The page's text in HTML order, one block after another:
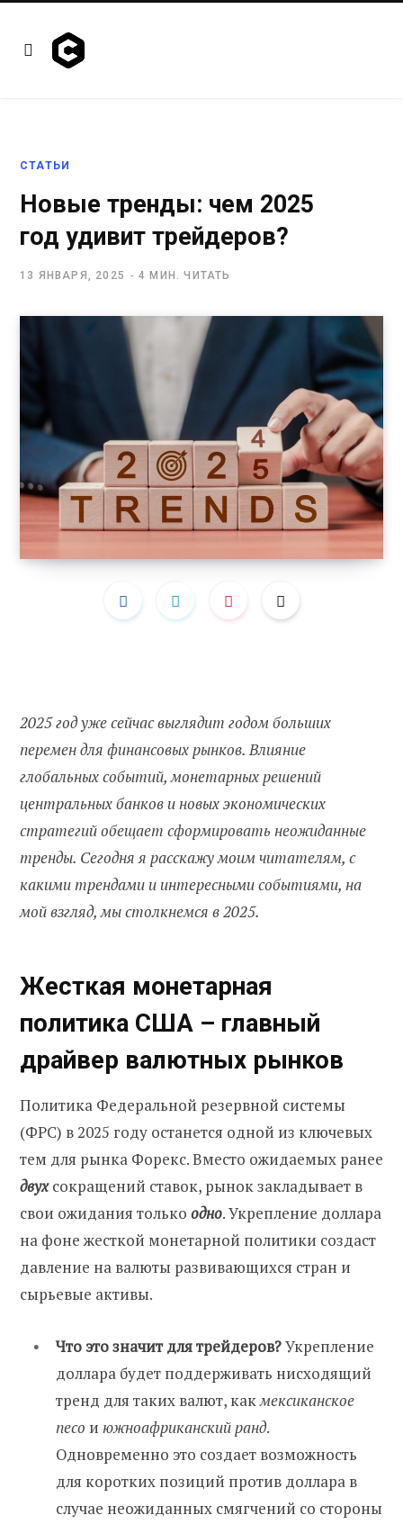
СТАТЬИ
Новые тренды: чем 2025
год удивит трейдеров?
13 ЯНВАРЯ, 2025 4 МИН. ЧИТАТЬ
2025 год уже сейчас выглядит годом больших
перемен для финансовых рынков. Влияние
глобальных событий, монетарных решений
центральных банков и новых экономических
стратегий обещает сформировать неожиданные
тренды. Сегодня я расскажу моим читателям, с
какими трендами и интересными событиями, на
мой взгляд, мы столкнемся в 2025.
Жесткая монетарная
политика США – главный
драйвер валютных рынков
Политика Федеральной резервной системы
(ФРС) в 2025 году останется одной из ключевых
тем для рынка Форекс. Вместо ожидаемых ранее
двухсокращений ставок, рынок закладывает в
свои ожидания только одно. Укрепление доллара
на фоне жесткой монетарной политики создаст
давление на валюты развивающихся стран и
сырьевые активы.
Что это значит для трейдеров?Укрепление
доллара будет поддерживать нисходящий
тренд для таких валют, какмексиканское
песо и южноафриканский ранд.
Одновременно это создает возможность
для коротких позиций против доллара в
случае неожиданных смягчений со стороны